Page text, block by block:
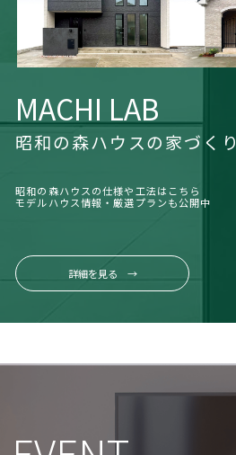
MACHI LAB
昭和の森ハウスの家づくり
昭和の森ハウスの仕様や工法はこちら
モデルハウス情報・厳選プランも公開中
詳細を見る →